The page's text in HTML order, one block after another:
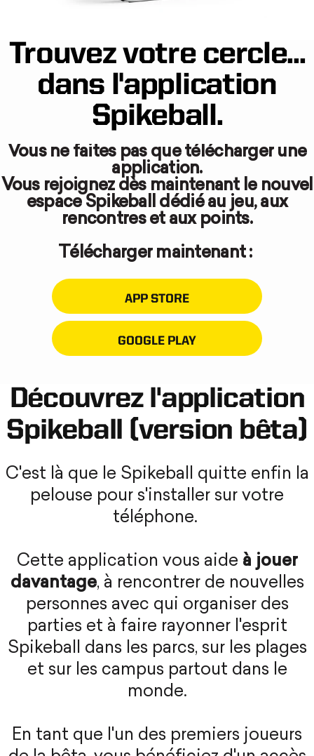
Trouvez votre cercle...
dans l'application
Spikeball.
Vous ne faites pas que télécharger une
application.
Vous rejoignez dès maintenant le nouvel
espace Spikeball dédié au jeu, aux
rencontres et aux points.
Télécharger maintenant :
APP STORE
GOOGLE PLAY
Découvrez l'application
Spikeball (version bêta)
C'est là que le Spikeball quitte enfin la
pelouse pour s'installer sur votre
téléphone.
Cette application vous aide à jouer
davantage, à rencontrer de nouvelles
personnes avec qui organiser des
parties et à faire rayonner l'esprit
Spikeball dans les parcs, sur les plages
et sur les campus partout dans le
monde.
En tant que l'un des premiers joueurs